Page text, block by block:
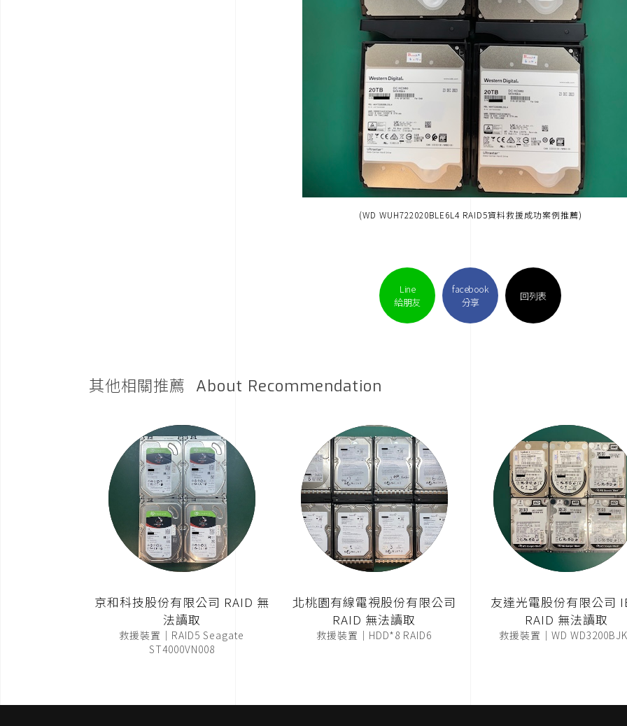
(WD WUH722020BLE6L4 RAID5資料救援成功案例推薦)
Line
給朋友
facebook
分享
回列表
其他相關推薦 About Recommendation
京和科技股份有限公司 RAID 無
法讀取
救援裝置｜RAID5 Seagate
ST4000VN008
北桃園有線電視股份有限公司
RAID 無法讀取
救援裝置｜HDD*8 RAID6
友達光電股份有限公司
RAID 無法讀取
救援裝置｜WD